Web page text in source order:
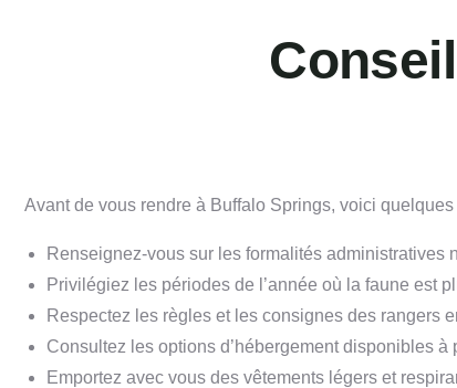
Avant de vous rendre à Buffalo Springs, voici
Renseignez-vous sur les formalités
Privilégiez les périodes de l’année où la faune est
Respectez les règles et les consignes des rangers
Consultez les options d’hébergement disponibles
Emportez avec vous des vêtements légers et